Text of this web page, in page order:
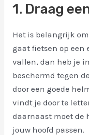
1. Draag
Het is belangrijk
gaat fietsen op een
vallen, dan heb je
beschermd tegen
door een goede
vindt je door te
daarnaast moet de
jouw hoofd passen.